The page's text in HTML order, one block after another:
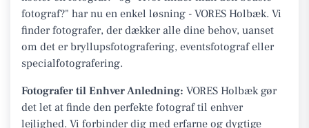
fotograf?" har nu en enkel løsning - VORES Holbæk. Vi
finder fotografer, der dækker alle dine behov, uanset
om det er bryllupsfotografering, eventsfotograf eller
specialfotografering.
Fotografer til Enhver Anledning: VORES Holbæk gør
det let at finde den perfekte fotograf til enhver
lejlighed. Vi forbinder dig med erfarne og dygtige